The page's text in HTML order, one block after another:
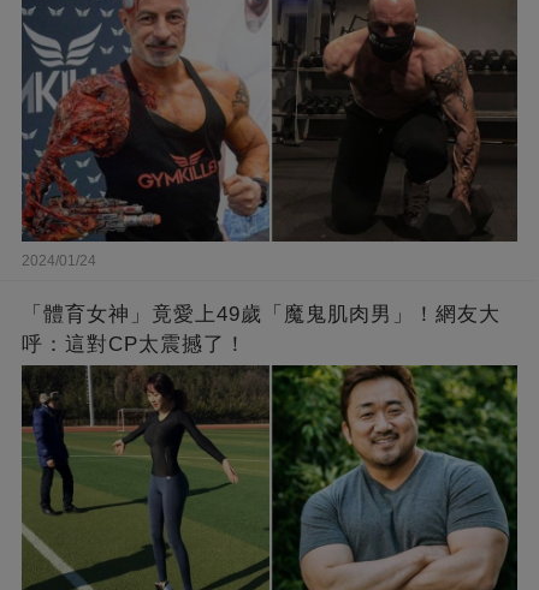
2024/01/24
「體育女神」竟愛上49歲「魔鬼肌肉男」！網友大
呼：這對CP太震撼了！